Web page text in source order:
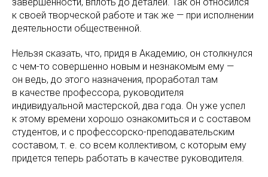
к своей творческой работе и так же — при исполнении
деятельности общественной.
Нельзя сказать, что, придя в Академию, он столкнулся
с чем-то совершенно новым и незнакомым ему —
он ведь, до этого назначения, проработал там
в качестве профессора, руководителя
индивидуальной мастерской, два года. Он уже успел
к этому времени хорошо ознакомиться и с составом
студентов, и с профессорско-преподавательским
составом, т. е. со всем коллективом, с которым ему
придется теперь работать в качестве руководителя.